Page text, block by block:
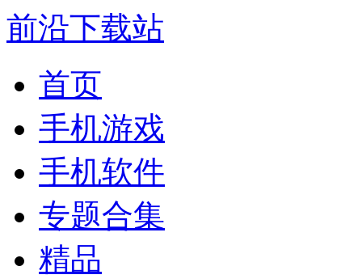
前沿下载站
首页
手机游戏
手机软件
专题合集
精品